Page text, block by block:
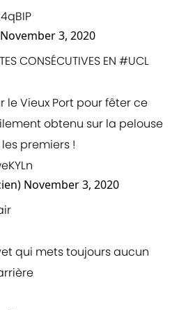
November 3, 2020
CONSÉCUTIVES EN #UCL
le Vieux Port pour fêter ce
obtenu sur la pelouse
premiers !
November 3, 2020
qui mets toujours aucun